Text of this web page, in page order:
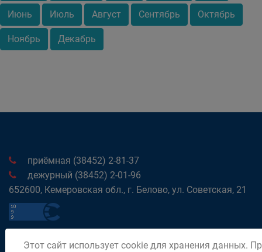
Июнь Июль Август Сентябрь Октябрь
Ноябрь Декабрь
приёмная (38452) 2-81-37
дежурный (38452) 2-01-96
652600, Кемеровская обл., г. Белово, ул. Советская, 21
Этот сайт использует cookie для хранения данных.